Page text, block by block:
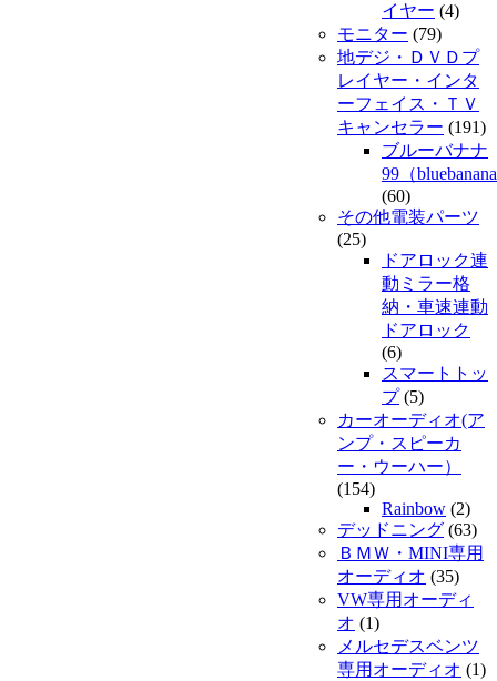
イヤー (4)
モニター (79)
地デジ・ＤＶＤプ
レイヤー・インタ
ーフェイス・ＴＶ
キャンセラー (191)
ブルーバナナ
99（
(60)
その他電装パーツ
(25)
ドアロック連
動ミラー格
納・車速連動
ドアロック
(6)
スマートトッ
プ(5)
カーオーディオ(ア
ンプ・スピーカ
ー・ウーハー）
(154)
Rainbow (2)
デッドニング (63)
ＢＭＷ・MINI専用
オーディオ (35)
VW専用オーディ
オ (1)
メルセデスベンツ
専用オーディオ (1)